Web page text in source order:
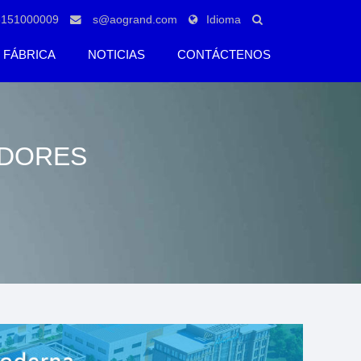
s@aogrand.com Idioma
FÁBRICA NOTICIAS CONTÁCTENOS